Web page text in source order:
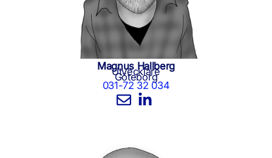
Magnus Hallberg
Utvecklare
Göteborg
031-72 32 034